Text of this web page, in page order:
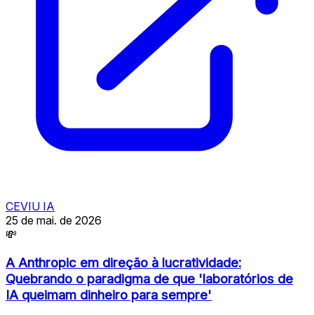
CEVIU IA
25 de mai. de 2026
💸
A Anthropic em direção à lucratividade:
Quebrando o paradigma de que 'laboratórios de
IA queimam dinheiro para sempre'